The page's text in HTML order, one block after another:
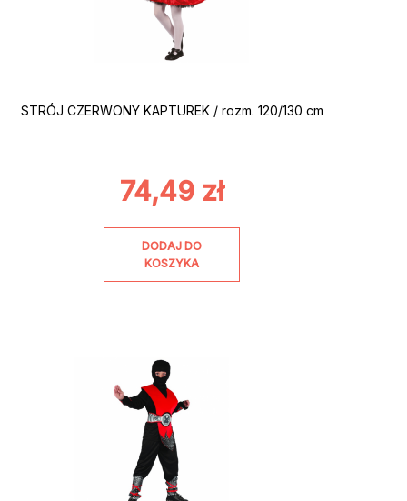
STRÓJ CZERWONY KAPTUREK / rozm. 120/130 cm
74,49 zł
DODAJ DO
KOSZYKA